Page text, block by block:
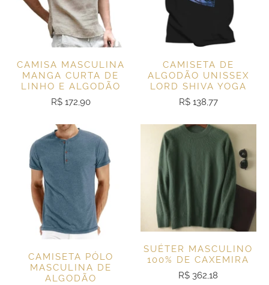
CAMISA MASCULINA
MANGA CURTA DE
LINHO E ALGODÃO
R$ 172,90
CAMISETA DE
ALGODÃO UNISSEX
LORD SHIVA YOGA
R$ 138,77
CAMISETA PÓLO
MASCULINA DE
ALGODÃO
SUÉTER MASCULINO
100% DE CAXEMIRA
R$ 362,18